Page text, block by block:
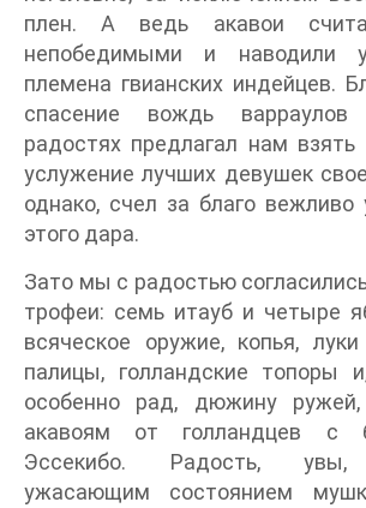
плен. А ведь акавои
непобедимыми и наводили
племена гвианских индейцев.
спасение вождь
радостях предлагал нам
услужение лучших девушек
однако, счел за благо вежливо
этого дара.
Зато мы с радостью
трофеи: семь итауб и четыре
всяческое оружие, копья,
палицы, голландские топоры
особенно рад, дюжину ружей,
акавоям от голландцев с
Эссекибо. Радость, увы,
ужасающим состоянием